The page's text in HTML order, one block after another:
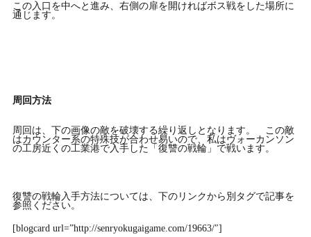
この入口を中へと進み、右側の扉を開ければボス戦をした場所に
通じます。
周回方法
周回は、下の画像の敵を破壊する繰り返しとなります。 この敵
はカウンター系の特殊技が合わせ易いので、私はヴォーカンソン
の工房近くの工業港で入手した「復讐の戦輪」で戦います。
復讐の戦輪入手方法については、下のリンクから別タグで記事を
参照ください。
[blogcard url=”http://senryokugaigame.com/19663/″]